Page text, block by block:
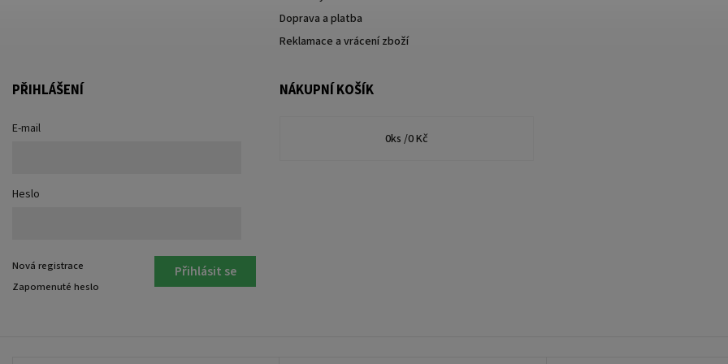
Doprava a platba
Reklamace a vrácení zboží
PŘIHLÁŠENÍ
E-mail
Heslo
Přihlásit se
Nová registrace
Zapomenuté heslo
NÁKUPNÍ KOŠÍK
0ks /0 Kč